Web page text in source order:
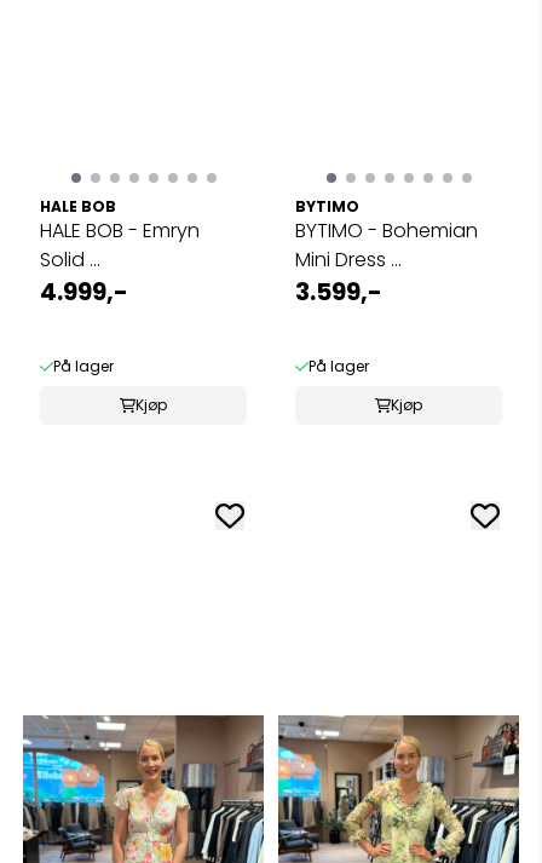
HALE BOB
HALE BOB - Emryn
Solid ...
4.999,-
På lager
Kjøp
BYTIMO
BYTIMO - Bohemian
Mini Dress ...
3.599,-
På lager
Kjøp